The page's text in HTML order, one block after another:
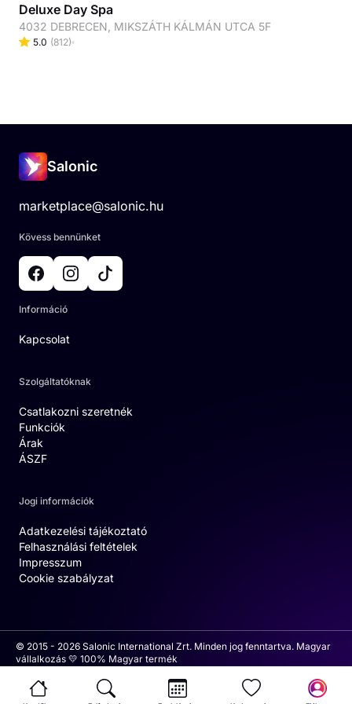
Deluxe Day Spa
4032 DEBRECEN, MIKSZÁTH KÁLMÁN UTCA 5F
5.0 (812)
Salonic
marketplace@salonic.hu
Kövess bennünket
Információ
Kapcsolat
Szolgáltatóknak
Csatlakozni szeretnék
Funkciók
Árak
ÁSZF
Jogi információk
Adatkezelési tájékoztató
Felhasználási feltételek
Impresszum
Cookie szabályzat
© 2015 - 2026 Salonic International Zrt. Minden jog fenntartva. Magyar
vállalkozás 💛 100% Magyar termék